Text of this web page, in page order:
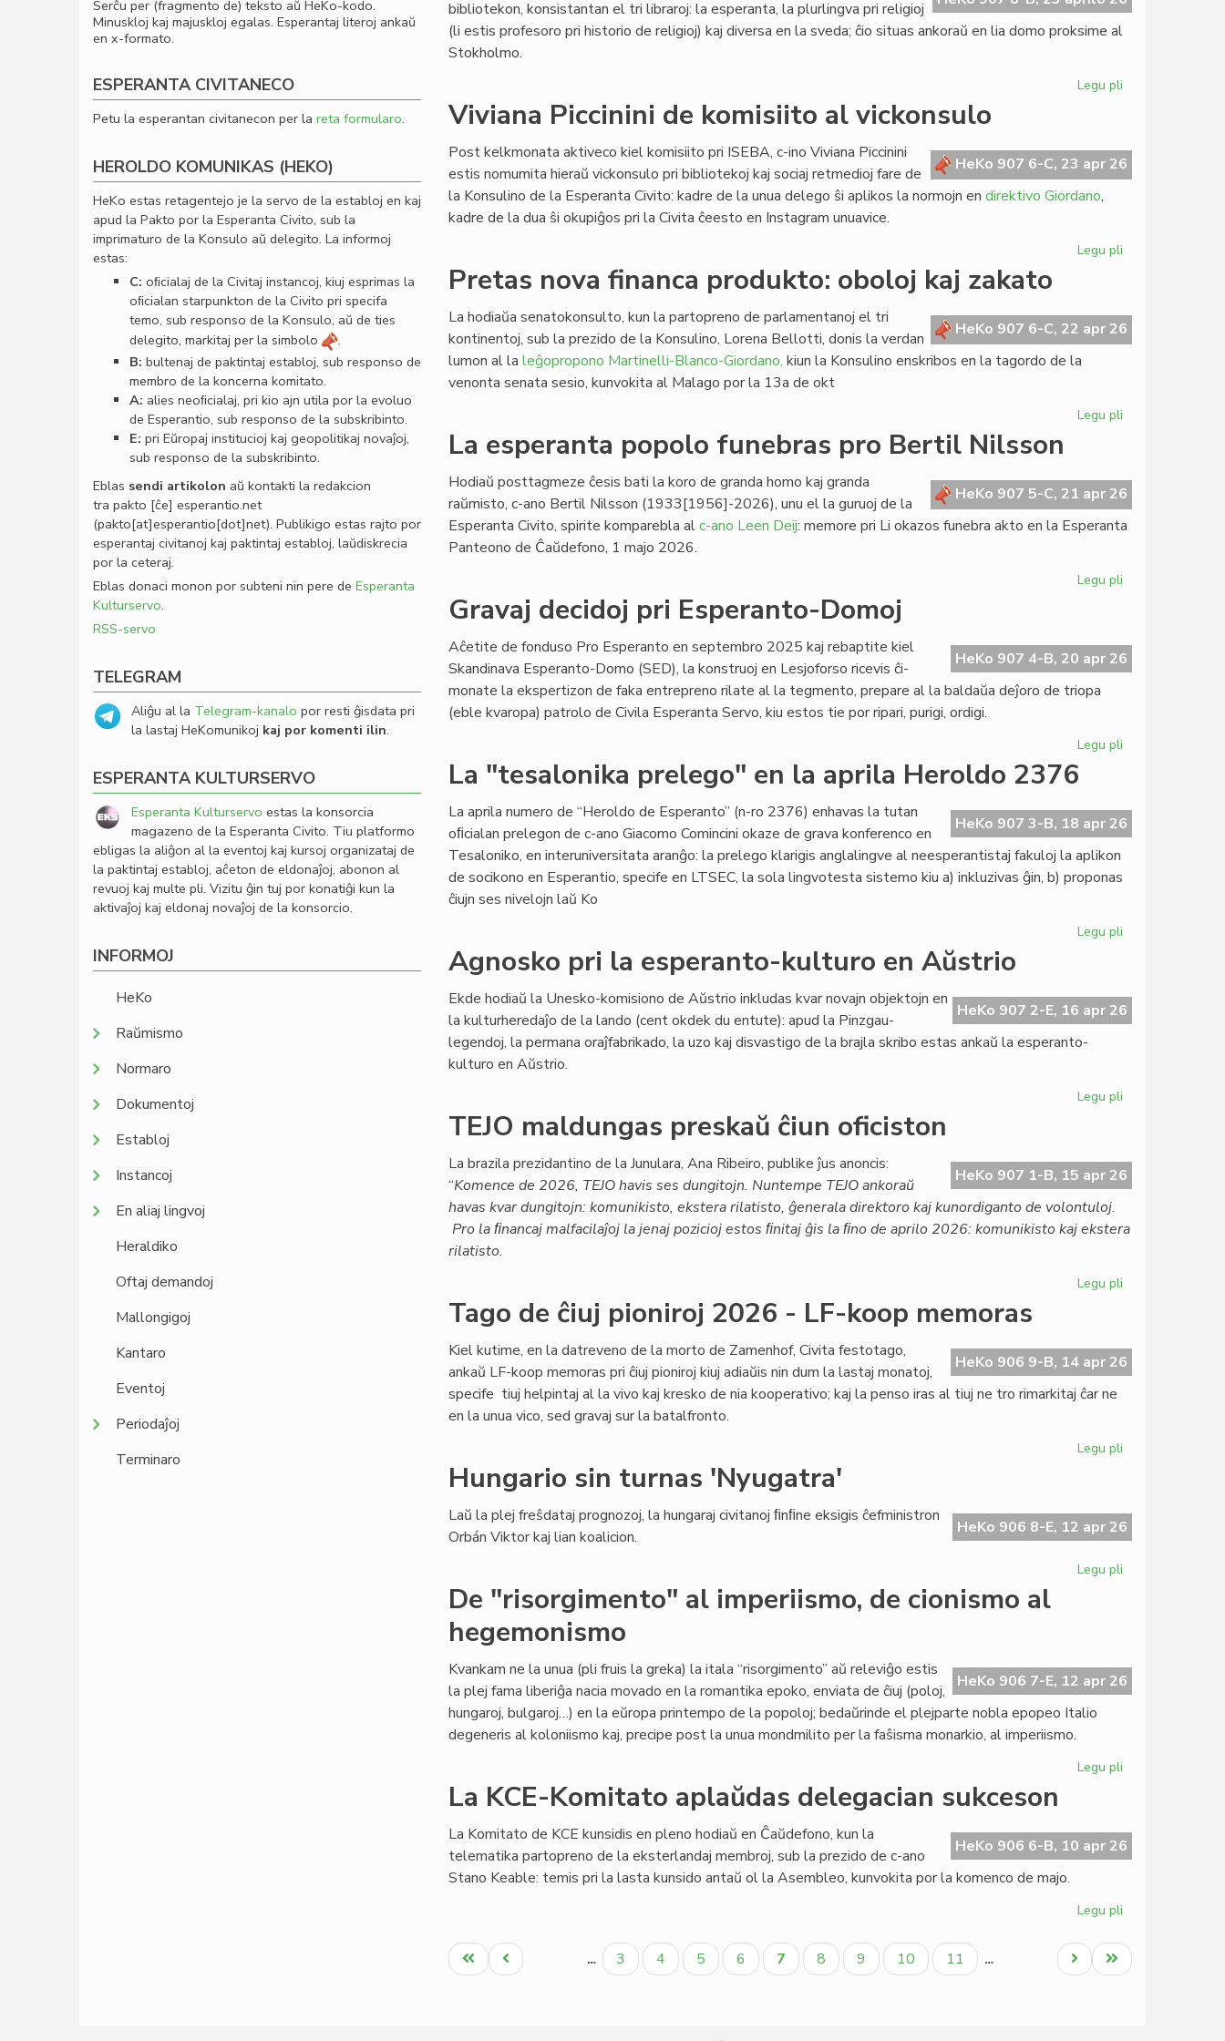
bibliotekon, konsistantan el tri libraroj: la esperanta, la plurlingva pri religioj
(li estis profesoro pri historio de religioj) kaj diversa en la sveda; ĉio situas ankoraŭ en lia domo proksime al
Stokholmo.
Legu pli
la
biblioteko
Viviana Piccinini de komisiito al vickonsulo
HeKo 907 6-C, 23 apr 26
Post kelkmonata aktiveco kiel komisiito pri ISEBA, c-ino Viviana Piccinini
estis nomumita hieraŭ vickonsulo pri bibliotekoj kaj sociaj retmedioj fare de
la Konsulino de la Esperanta Civito: kadre de la unua delego ŝi aplikos la normojn en direktivo Giordano,
kadre de la dua ŝi okupiĝos pri la Civita ĉeesto en Instagram unuavice.
Legu pli
komisiito
al
Pretas nova financa produkto: oboloj kaj zakato
HeKo 907 6-C, 22 apr 26
La hodiaŭa senatokonsulto, kun la partopreno de parlamentanoj el tri
kontinentoj, sub la prezido de la Konsulino, Lorena Bellotti, donis la verdan
lumon al la leĝopropono Martinelli-Blanco-Giordano, kiun la Konsulino enskribos en la tagordo de la
venonta senata sesio, kunvokita al Malago por la 13a de okt
Legu pli
produkto:
oboloj
kaj
La esperanta popolo funebras pro Bertil Nilsson
HeKo 907 5-C, 21 apr 26
Hodiaŭ posttagmeze ĉesis bati la koro de granda homo kaj granda
raŭmisto, c-ano Bertil Nilsson (1933[1956]-2026), unu el la guruoj de la
Esperanta Civito, spirite komparebla alc-ano Leen Deij: memore pri Li okazos funebra akto en la Esperanta
Panteono de Ĉaŭdefono, 1 majo 2026.
Legu pli
funebras
pro
Gravaj decidoj pri Esperanto-Domoj
HeKo 907 4-B, 20 apr 26
Aĉetite de fonduso Pro Esperanto en septembro 2025 kaj rebaptite kiel
Skandinava Esperanto-Domo (SED), la konstruoj en Lesjoforso ricevis ĉi-
monate la ekspertizon de faka entrepreno rilate al la tegmento, prepare al la baldaŭa deĵoro de triopa
(eble kvaropa) patrolo de Civila Esperanta Servo, kiu estos tie por ripari, purigi, ordigi.
Legu pli
Esperanto-
Domoj
La "tesalonika prelego" en la aprila Heroldo 2376
HeKo 907 3-B, 18 apr 26
La aprila numero de “Heroldo de Esperanto” (n-ro 2376) enhavas la tutan
oﬁcialan prelegon de c-ano Giacomo Comincini okaze de grava konferenco en
Tesaloniko, en interuniversitata aranĝo: la prelego klarigis anglalingve al neesperantistaj fakuloj la aplikon
de socikono en Esperantio, specife en LTSEC, la sola lingvotesta sistemo kiu a) inkluzivas ĝin, b) proponas
ĉiujn ses nivelojn laŭ Ko
Legu pli
en
la
Agnosko pri la esperanto-kulturo en Aŭstrio
HeKo 907 2-E, 16 apr 26
Ekde hodiaŭ la Unesko-komisiono de Aŭstrio inkludas kvar novajn objektojn en
la kulturheredaĵo de la lando (cent okdek du entute): apud la Pinzgau-
legendoj, la permana oraĵfabrikado, la uzo kaj disvastigo de la brajla skribo estas ankaŭ la esperanto-
kulturo en Aŭstrio.
Legu pli
esperanto-
kulturo
Aŭstrio
TEJO maldungas preskaŭ ĉiun oficiston
HeKo 907 1-B, 15 apr 26
La brazila prezidantino de la Junulara, Ana Ribeiro, publike ĵus anoncis:
“Komence de 2026, TEJO havis ses dungitojn. Nuntempe TEJO ankoraŭ
havas kvar dungitojn: komunikisto, ekstera rilatisto, ĝenerala direktoro kaj kunordiganto de volontuloj.
Pro la ﬁnancaj malfacilaĵoj la jenaj pozicioj estos ﬁnitaj ĝis la ﬁno de aprilo 2026: komunikisto kaj ekstera
rilatisto.
Legu pli
ĉiun
oficiston
Tago de ĉiuj pioniroj 2026 - LF-koop memoras
HeKo 906 9-B, 14 apr 26
Kiel kutime, en la datreveno de la morto de Zamenhof, Civita festotago,
ankaŭ LF-koop memoras pri ĉiuj pioniroj kiuj adiaŭis nin dum la lastaj monatoj,
specife tiuj helpintaj al la vivo kaj kresko de nia kooperativo; kaj la penso iras al tiuj ne tro rimarkitaj ĉar ne
en la unua vico, sed gravaj sur la batalfronto.
Legu pli
pioniroj
2026
Hungario sin turnas 'Nyugatra'
HeKo 906 8-E, 12 apr 26
Laŭ la plej freŝdataj prognozoj, la hungaraj civitanoj ﬁnﬁne eksigis ĉefministron
Orbán Viktor kaj lian koalicion.
Legu pli
De "risorgimento" al imperiismo, de cionismo al
hegemonismo
HeKo 906 7-E, 12 apr 26
Kvankam ne la unua (pli fruis la greka) la itala “risorgimento” aŭ releviĝo estis
la plej fama liberiĝa nacia movado en la romantika epoko, enviata de ĉiuj (poloj,
hungaroj, bulgaroj…) en la eŭropa printempo de la popoloj; bedaŭrinde el plejparte nobla epopeo Italio
degeneris al koloniismo kaj, precipe post la unua mondmilito per la faŝisma monarkio, al imperiismo.
Legu pli
imperiismo,
de
La KCE-Komitato aplaŭdas delegacian sukceson
HeKo 906 6-B, 10 apr 26
La Komitato de KCE kunsidis en pleno hodiaŭ en Ĉaŭdefono, kun la
telematika partopreno de la eksterlandaj membroj, sub la prezido de c-ano
Stano Keable: temis pri la lasta kunsido antaŭ ol la Asembleo, kunvokita por la komenco de majo.
Legu pli
KCE-
Komitato
Pagination
Unua
paĝo
Antaŭa
paĝo
… Paĝo
3 Paĝo
4 Paĝo
5 Paĝo
6
Aktuala
paĝo
7 Paĝo
8 Paĝo
9 Paĝo
10 Paĝo
11 …
Last
page
Next
page
Serĉu per (fragmento de) teksto aŭ HeKo-kodo.
Minuskloj kaj majuskloj egalas. Esperantaj literoj ankaŭ
en x-formato.
ESPERANTA CIVITANECO
Petu la esperantan civitanecon per la reta formularo.
HEROLDO KOMUNIKAS (HEKO)
HeKo estas retagentejo je la servo de la establoj en kaj
apud la Pakto por la Esperanta Civito, sub la
imprimaturo de la Konsulo aŭ delegito. La informoj
estas:
C: oﬁcialaj de la Civitaj instancoj, kiuj esprimas la
oﬁcialan starpunkton de la Civito pri specifa
temo, sub responso de la Konsulo, aŭ de ties
delegito, markitaj per la simbolo
.
B: bultenaj de paktintaj establoj, sub responso de
membro de la koncerna komitato.
A: alies neoﬁcialaj, pri kio ajn utila por la evoluo
de Esperantio, sub responso de la subskribinto.
E: pri Eŭropaj institucioj kaj geopolitikaj novaĵoj,
sub responso de la subskribinto.
Eblas sendi artikolon aŭ kontakti la redakcion
tra pakto [ĉe] esperantio.net
(pakto[at]esperantio[dot]net). Publikigo estas rajto por
esperantaj civitanoj kaj paktintaj establoj, laŭdiskrecia
por la ceteraj.
Eblas donaci monon por subteni nin pere de Esperanta
Kulturservo.
RSS-servo
TELEGRAM
Aliĝu al la Telegram-kanalo por resti ĝisdata pri
la lastaj HeKomunikoj kaj por komenti ilin.
ESPERANTA KULTURSERVO
Esperanta Kulturservo estas la konsorcia
magazeno de la Esperanta Civito. Tiu platformo
ebligas la aliĝon al la eventoj kaj kursoj organizataj de
la paktintaj establoj, aĉeton de eldonaĵoj, abonon al
revuoj kaj multe pli. Vizitu ĝin tuj por konatiĝi kun la
aktivaĵoj kaj eldonaj novaĵoj de la konsorcio.
INFORMOJ
HeKo
Raŭmismo
Normaro
Dokumentoj
Establoj
Instancoj
En aliaj lingvoj
Heraldiko
Oftaj demandoj
Mallongigoj
Kantaro
Eventoj
Periodaĵoj
Terminaro